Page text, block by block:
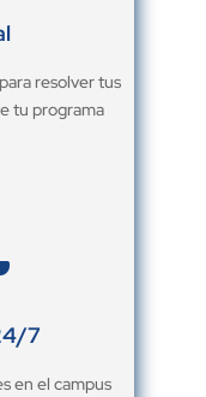
resolver tus
tu programa
7
en el campus